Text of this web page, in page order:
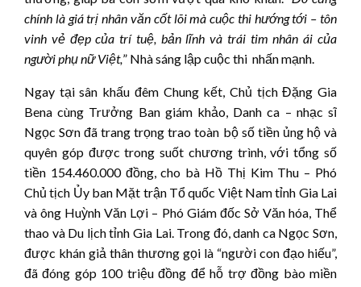
chính là giá trị nhân văn cốt lõi mà cuộc thi hướng tới – tôn
vinh vẻ đẹp của trí tuệ, bản lĩnh và trái tim nhân ái của
người phụ nữ Việt,” Nhà sáng lập cuộc thi nhấn mạnh.
Ngay tại sân khấu đêm Chung kết, Chủ tịch Đặng Gia
Bena cùng Trưởng Ban giám khảo, Danh ca – nhạc sĩ
Ngọc Sơn đã trang trọng trao toàn bộ số tiền ủng hộ và
quyên góp được trong suốt chương trình, với tổng số
tiền 154.460.000 đồng, cho bà Hồ Thị Kim Thu – Phó
Chủ tịch Ủy ban Mặt trận Tổ quốc Việt Nam tỉnh Gia Lai
và ông Huỳnh Văn Lợi – Phó Giám đốc Sở Văn hóa, Thể
thao và Du lịch tỉnh Gia Lai. Trong đó, danh ca Ngọc Sơn,
được khán giả thân thương gọi là “người con đạo hiếu”,
đã đóng góp 100 triệu đồng để hỗ trợ đồng bào miền